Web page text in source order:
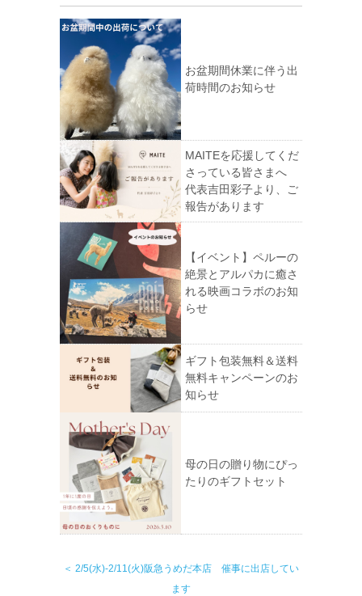
お盆期間休業に伴う出
荷時間のお知らせ
MAITEを応援してくだ
さっている皆さまへ
代表吉田彩子より、ご
報告があります
【イベント】ペルーの
絶景とアルパカに癒さ
れる映画コラボのお知
らせ
ギフト包装無料＆送料
無料キャンペーンのお
知らせ
母の日の贈り物にぴっ
たりのギフトセット
＜ 2/5(水)-2/11(火)阪急うめだ本店 催事に出店してい
ます